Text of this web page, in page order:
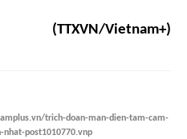
(TTXVN/Vietnam+)
trich-doan-man-dien-tam-cam-
nhat-post1010770.vnp